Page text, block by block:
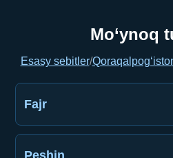
Mo‘ynoq
Esasy sebitler/
Fajr